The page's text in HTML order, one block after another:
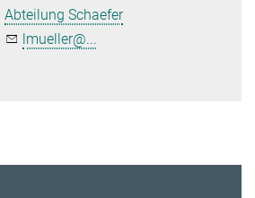
Abteilung Schaefer
lmueller@...